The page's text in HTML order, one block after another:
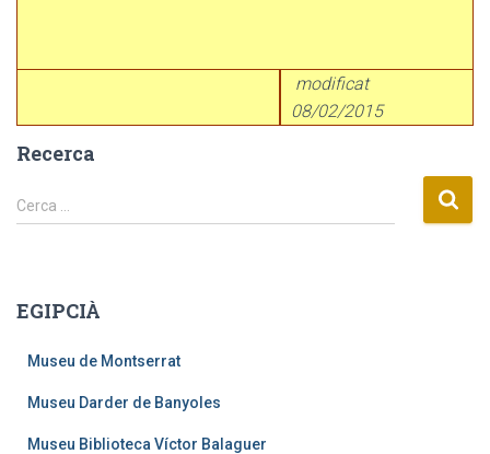
modificat
08/02/2015
Recerca
C
e
:
Cerca …
EGIPCIÀ
Museu de Montserrat
Museu Darder de Banyoles
Museu Biblioteca Víctor Balaguer